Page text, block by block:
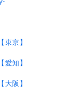
京】
知】
阪】